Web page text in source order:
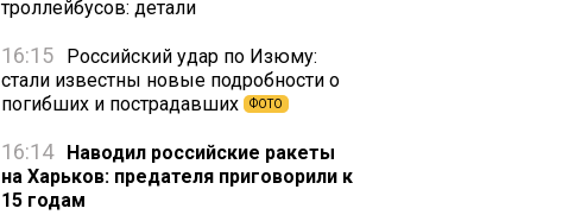
троллейбусов: детали
16:15
Российский удар по Изюму:
стали известны новые подробности о
погибших и пострадавших
ФОТО
16:14
Наводил российские ракеты
на Харьков: предателя приговорили к
15 годам